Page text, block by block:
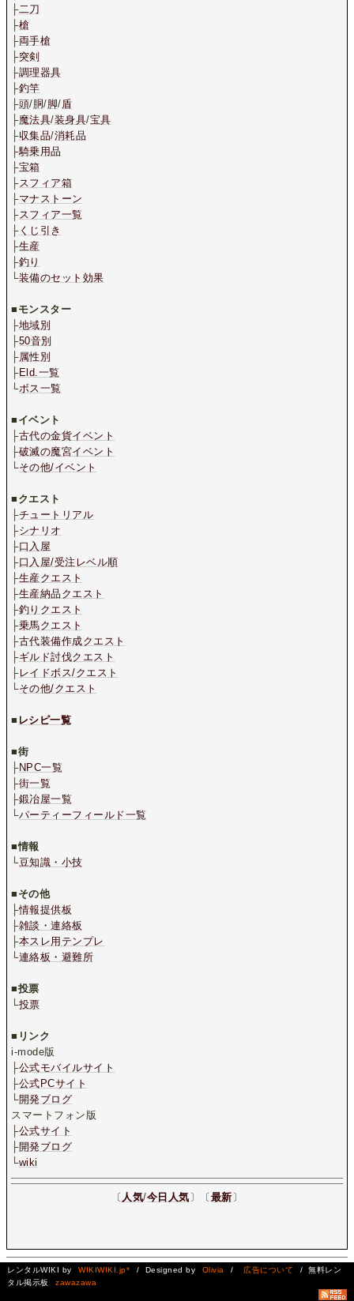
├二刀
├槍
├両手槍
├突剣
├調理器具
├釣竿
├頭/胴/脚/ 盾
├魔法具/装身具/宝具
├収集品/消耗品
├騎乗用品
├宝箱
├スフィア箱
├マナストーン
├スフィア一覧
├くじ引き
├生産
├釣り
└装備のセット効果
■ モンスター
├地域別
├50音別
├属性別
├Eld.一覧
└ボス一覧
■ イベント
├古代の金貨イベント
├破滅の魔宮イベント
└その他/イベント
■ クエスト
├チュートリアル
├シナリオ
├口入屋
├口入屋/受注レベル順
├生産クエスト
├生産納品クエスト
├釣りクエスト
├乗馬クエスト
├古代装備作成クエスト
├ギルド討伐クエスト
├レイドボス/クエスト
└その他/クエスト
■ レシピ一覧
■街
├NPC一覧
├街一覧
├鍛冶屋一覧
└パーティーフィールド一覧
■情報
└豆知識・小技
■ その他
├情報提供板
├雑談・連絡板
├本スレ用テンプレ
└連絡板・避難所
■投票
└投票
■ リンク
i-mode版
├公式モバイルサイト
├公式PCサイト
└開発ブログ
スマートフォン版
├公式サイト
├開発ブログ
└wiki
〔 人気/今日人気〕〔最新〕
レンタルWIKI by WIKIWIKI.jp* / Designed by Olivia / 広告について
/ 無料レン
タル掲示板
zawazawa